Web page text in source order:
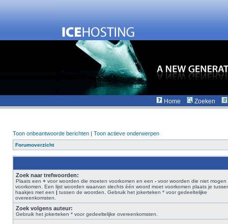
Home Zoeken
Toon onbeantwoorde berichten | Toon actieve onderwerpen
Forumoverzicht
Zoek naar trefwoorden:
Plaats een + voor woorden die moeten voorkomen en een - voor woorden die niet mogen
voorkomen. Een lijst woorden waarvan slechts één woord moet voorkomen plaats je
haakjes met een | tussen de woorden. Gebruik het jokerteken * voor gedeeltelijke
overeenkomsten.
Zoek volgens auteur:
Gebruik het jokerteken * voor gedeeltelijke overeenkomsten.